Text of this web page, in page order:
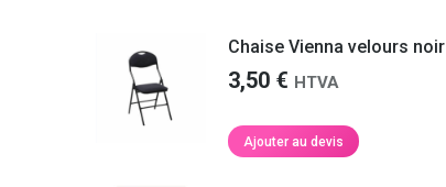
Chaise Vienna velours noir
3,50 € HTVA
Ajouter au devis
Martin F.